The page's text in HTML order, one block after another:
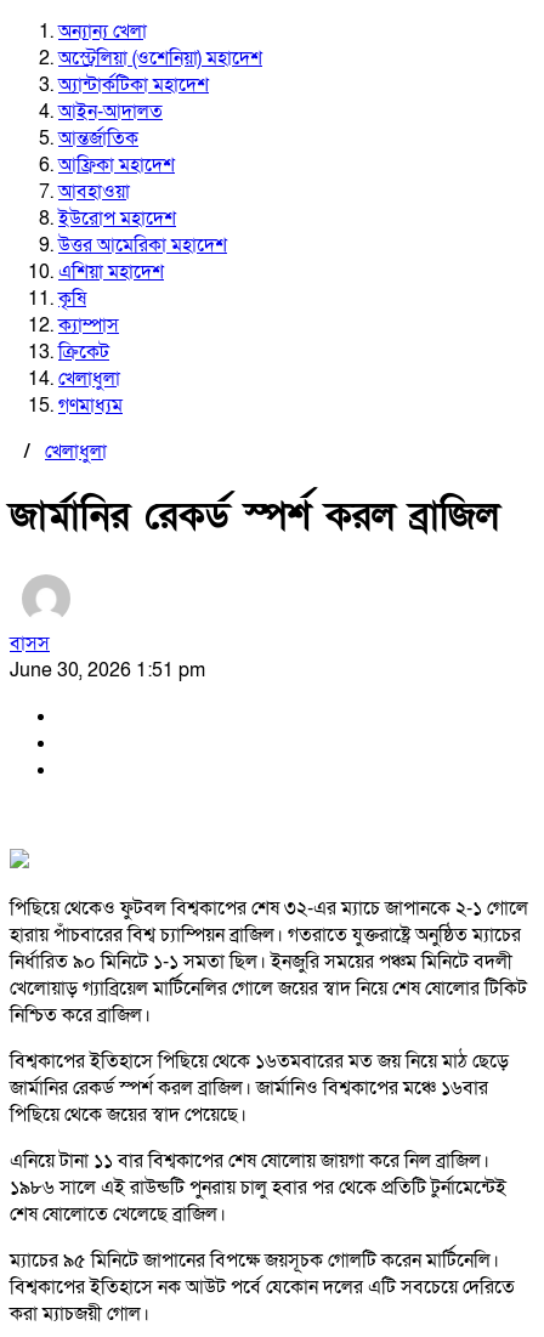
অন্যান্য খেলা
অস্ট্রেলিয়া (ওশেনিয়া) মহাদেশ
অ্যান্টার্কটিকা মহাদেশ
আইন-আদালত
আন্তর্জাতিক
আফ্রিকা মহাদেশ
আবহাওয়া
ইউরোপ মহাদেশ
উত্তর আমেরিকা মহাদেশ
এশিয়া মহাদেশ
কৃষি
ক্যাম্পাস
ক্রিকেট
খেলাধুলা
গণমাধ্যম
/ খেলাধুলা
জার্মানির রেকর্ড স্পর্শ করল ব্রাজিল
বাসস
June 30, 2026 1:51 pm
পিছিয়ে থেকেও ফুটবল বিশ্বকাপের শেষ ৩২-এর ম্যাচে জাপানকে ২-১ গোলে
হারায় পাঁচবারের বিশ্ব চ্যাম্পিয়ন ব্রাজিল। গতরাতে যুক্তরাষ্ট্রে অনুষ্ঠিত ম্যাচের
নির্ধারিত ৯০ মিনিটে ১-১ সমতা ছিল। ইনজুরি সময়ের পঞ্চম মিনিটে বদলী
খেলোয়াড় গ্যাব্রিয়েল মার্টিনেলির গোলে জয়ের স্বাদ নিয়ে শেষ ষোলোর টিকিট
নিশ্চিত করে ব্রাজিল।
বিশ্বকাপের ইতিহাসে পিছিয়ে থেকে ১৬তমবারের মত জয় নিয়ে মাঠ ছেড়ে
জার্মানির রেকর্ড স্পর্শ করল ব্রাজিল। জার্মানিও বিশ্বকাপের মঞ্চে ১৬বার
পিছিয়ে থেকে জয়ের স্বাদ পেয়েছে।
এনিয়ে টানা ১১ বার বিশ্বকাপের শেষ ষোলোয় জায়গা করে নিল ব্রাজিল।
১৯৮৬ সালে এই রাউন্ডটি পুনরায় চালু হবার পর থেকে প্রতিটি টুর্নামেন্টেই
শেষ ষোলোতে খেলেছে ব্রাজিল।
ম্যাচের ৯৫ মিনিটে জাপানের বিপক্ষে জয়সূচক গোলটি করেন মার্টিনেলি।
বিশ্বকাপের ইতিহাসে নক আউট পর্বে যেকোন দলের এটি সবচেয়ে দেরিতে
করা ম্যাচজয়ী গোল।